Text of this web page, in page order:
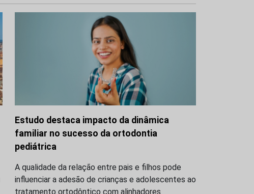
Estudo destaca impacto da dinâmica
familiar no sucesso da ortodontia
pediátrica
A qualidade da relação entre pais e filhos pode
influenciar a adesão de crianças e adolescentes ao
tratamento ortodôntico com alinhadores